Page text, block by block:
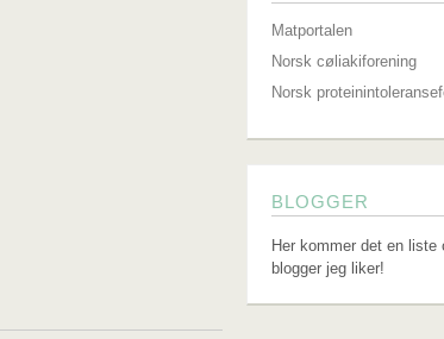
Matportalen
Norsk cøliakiforening
Norsk
BLOGGER
Her kommer det en liste
blogger jeg liker!